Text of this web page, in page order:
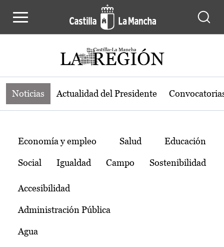
Noticias de la región de Castilla-La
Noticias Actualidad del Presidente
Temas
Economía y empleo Salud Educación
Social Igualdad Campo Sostenibilidad
Accesibilidad
Administración Pública
Agua